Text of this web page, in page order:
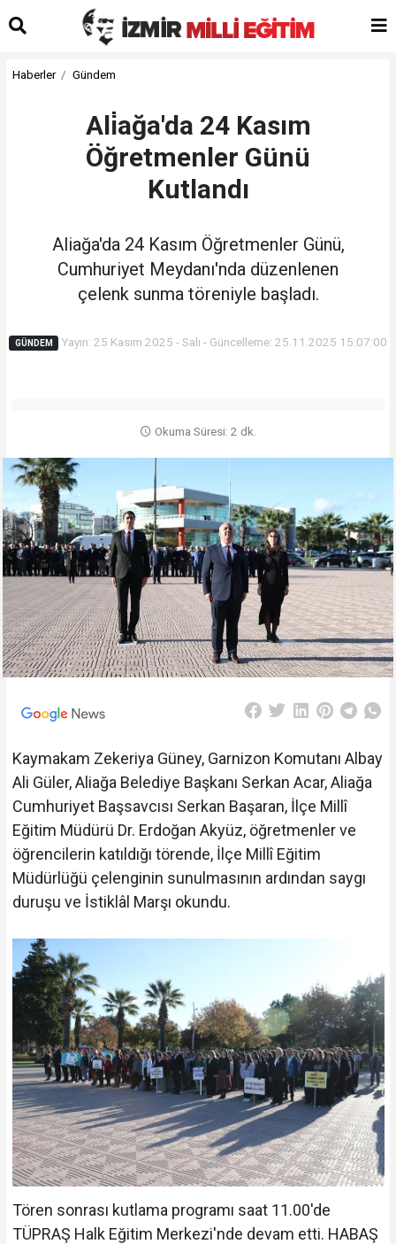
Haberler Gündem
Ali̇ağa'da 24 Kasım
Öğretmenler Günü
Kutlandı
Aliağa'da 24 Kasım Öğretmenler Günü,
Cumhuriyet Meydanı'nda düzenlenen
çelenk sunma töreniyle başladı.
GÜNDEM Yayın: 25 Kasım 2025 - Salı - Güncelleme: 25.11.2025 15:07:00
Okuma Süresi: 2 dk.
Kaymakam Zekeriya Güney, Garnizon Komutanı Albay
Ali Güler, Aliağa Belediye Başkanı Serkan Acar, Aliağa
Cumhuriyet Başsavcısı Serkan Başaran, İlçe Millî
Eğitim Müdürü Dr. Erdoğan Akyüz, öğretmenler ve
öğrencilerin katıldığı törende, İlçe Millî Eğitim
Müdürlüğü çelenginin sunulmasının ardından saygı
duruşu ve İstiklâl Marşı okundu.
Tören sonrası kutlama programı saat 11.00'de
TÜPRAŞ Halk Eğitim Merkezi'nde devam etti. HABAŞ